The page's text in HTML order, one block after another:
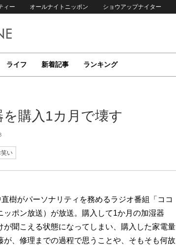
ィー オールナイトニッポン ショウアップナイター
ライフ 新着記事 ランキング
購入1カ月で壊す
笑い
樹がパーソナリティを務めるラジオ番組「ココ
ポン放送）が放送。購入して1か月の加湿器
聞こえる状態になってしまい、購入した家電量
、修理までの過程で思うことや、そもそも何故